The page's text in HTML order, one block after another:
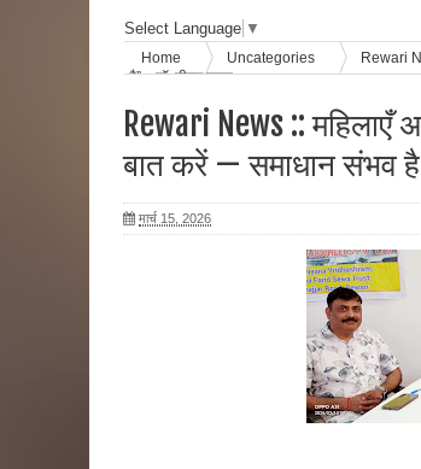
Select Language ▼
Home Uncategories
Rewari
है” :: डॉ. नीरज यादव
Rewari News :: महिलाएँ
बात करें — समाधान संभव
मार्च 15, 2026